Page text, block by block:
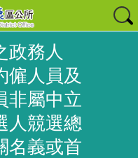
政務人
僱人員及
非屬中立
人競選總
名義或首